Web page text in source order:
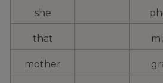
she
that
mother